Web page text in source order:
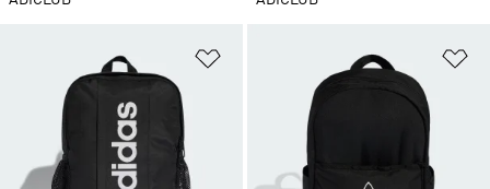
Adicionar à Lista de Desejos